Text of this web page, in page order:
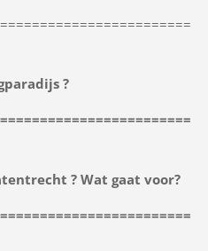
?
? Wat gaat voor?